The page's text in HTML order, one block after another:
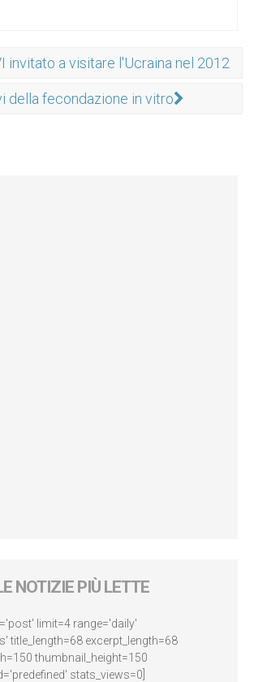
invitato a visitare l'Ucraina nel 2012
della fecondazione in vitro
NOTIZIE PIÙ LETTE
limit=4 range='daily'
title_length=68 excerpt_length=68
thumbnail_height=150
stats_views=0]